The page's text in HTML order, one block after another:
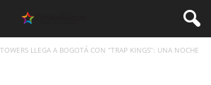
LLEGA A BOGOTÁ CON “TRAP KINGS”: UNA NOCHE